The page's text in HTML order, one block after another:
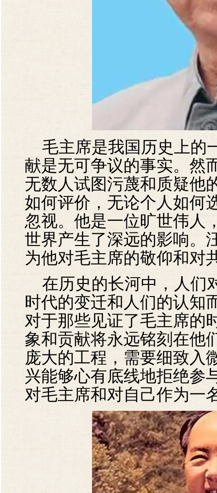
毛主席是我国历史上的
献是无可争议的事实。然
无数人试图污蔑和质疑他
如何评价，无论个人如何
忽视。他是一位旷世伟人
世界产生了深远的影响。
为他对毛主席的敬仰和对
在历史的长河中，人们
时代的变迁和人们的认知
对于那些见证了毛主席的
象和贡献将永远铭刻在他
庞大的工程，需要细致入
兴能够心有底线地拒绝参
对毛主席和对自己作为一